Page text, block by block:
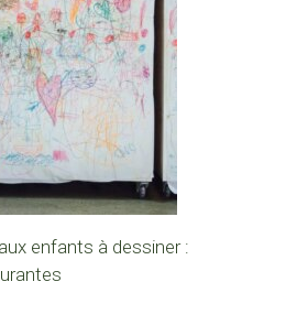
enfants à dessiner :